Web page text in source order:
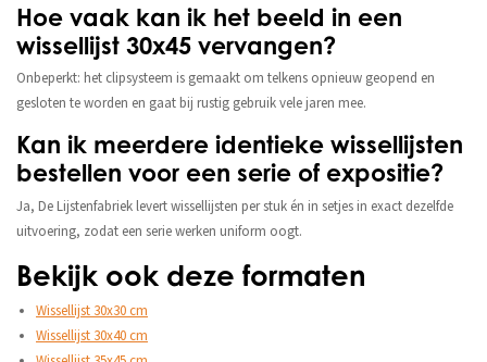
Hoe vaak kan ik het beeld in een
wissellijst 30x45 vervangen?
Onbeperkt: het clipsysteem is gemaakt om telkens opnieuw geopend en
gesloten te worden en gaat bij rustig gebruik vele jaren mee.
Kan ik meerdere identieke wissellijsten
bestellen voor een serie of expositie?
Ja, De Lijstenfabriek levert wissellijsten per stuk én in setjes in exact dezelfde
uitvoering, zodat een serie werken uniform oogt.
Bekijk ook deze formaten
Wissellijst 30x30 cm
Wissellijst 30x40 cm